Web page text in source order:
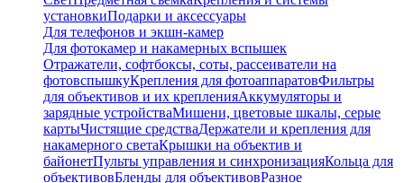
установкиПодарки и аксессуары
Для телефонов и экшн-камер
Для фотокамер и накамерных вспышек
Отражатели, софтбоксы, соты, рассеиватели на
фотовспышкуКрепления для фотоаппаратовФильтры
для объективов и их крепленияАккумуляторы и
зарядные устройстваМишени, цветовые шкалы, серые
картыЧистящие средстваДержатели и крепления для
накамерного светаКрышки на объектив и
байонетПульты управления и синхронизацияКольца для
объективовБленды для объективовРазное